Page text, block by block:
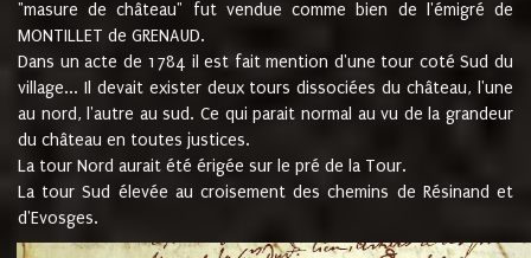
"masure de château" fut vendue comme bien de l'émigré de
MONTILLET de GRENAUD.
Dans un acte de 1784 il est fait mention d'une tour coté Sud du
village... Il devait exister deux tours dissociées du château, l'une
au nord, l'autre au sud. Ce qui parait normal au vu de la grandeur
du château en toutes justices.
La tour Nord aurait été érigée sur le pré de la Tour.
La tour Sud élevée au croisement des chemins de Résinand et
d'Evosges.